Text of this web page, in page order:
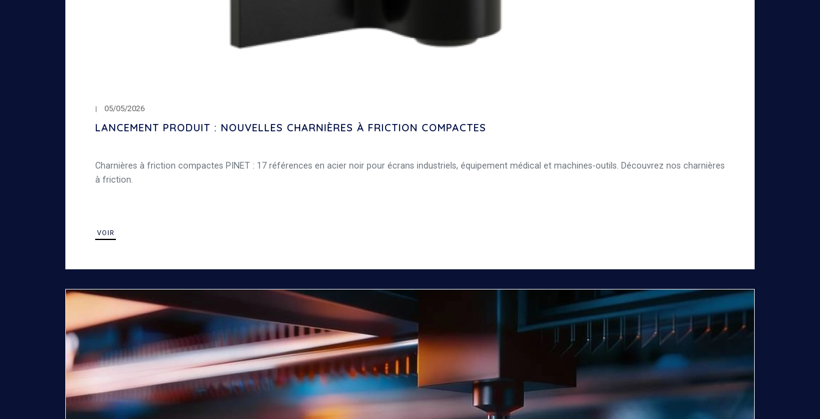
05/05/2026
LANCEMENT PRODUIT : NOUVELLES CHARNIÈRES À FRICTION COMPACTES
Charnières à friction compactes PINET : 17 références en acier noir pour écrans industriels, équipement médical et machines-outils. Découvrez nos charnières
à friction.
VOIR